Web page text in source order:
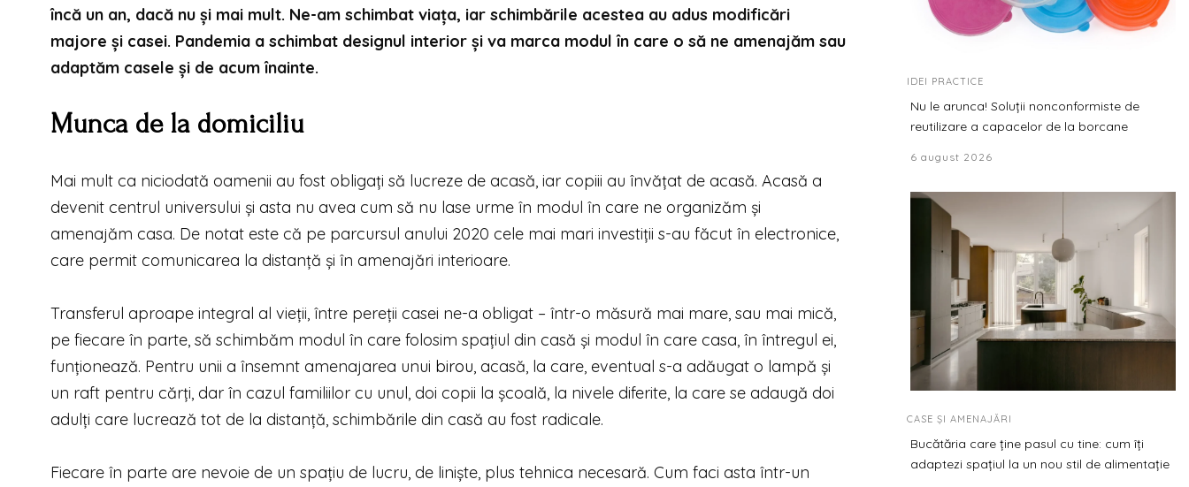
încă un an, dacă nu și mai mult. Ne-am schimbat viața, iar schimbările acestea au adus modificări
majore și casei. Pandemia a schimbat designul interior și va marca modul în care o să ne amenajăm sau
adaptăm casele și de acum înainte.
Munca de la domiciliu
Mai mult ca niciodată oamenii au fost obligați să lucreze de acasă, iar copiii au învățat de acasă. Acasă a
devenit centrul universului și asta nu avea cum să nu lase urme în modul în care ne organizăm și
amenajăm casa. De notat este că pe parcursul anului 2020 cele mai mari investiții s-au făcut în electronice,
care permit comunicarea la distanță și în amenajări interioare.
Transferul aproape integral al vieții, între pereții casei ne-a obligat – într-o măsură mai mare, sau mai mică,
pe fiecare în parte, să schimbăm modul în care folosim spațiul din casă și modul în care casa, în întregul ei,
funționează. Pentru unii a însemnt amenajarea unui birou, acasă, la care, eventual s-a adăugat o lampă și
un raft pentru cărți, dar în cazul familiilor cu unul, doi copii la școală, la nivele diferite, la care se adaugă doi
adulți care lucrează tot de la distanță, schimbările din casă au fost radicale.
Fiecare în parte are nevoie de un spațiu de lucru, de liniște, plus tehnica necesară. Cum faci asta într-un
IDEI PRACTICE
Nu le arunca! Soluții nonconformiste de
reutilizare a capacelor de la borcane
6 august 2026
CASE ȘI AMENAJĂRI
Bucătăria care ține pasul cu tine: cum îți
adaptezi spațiul la un nou stil de alimentație